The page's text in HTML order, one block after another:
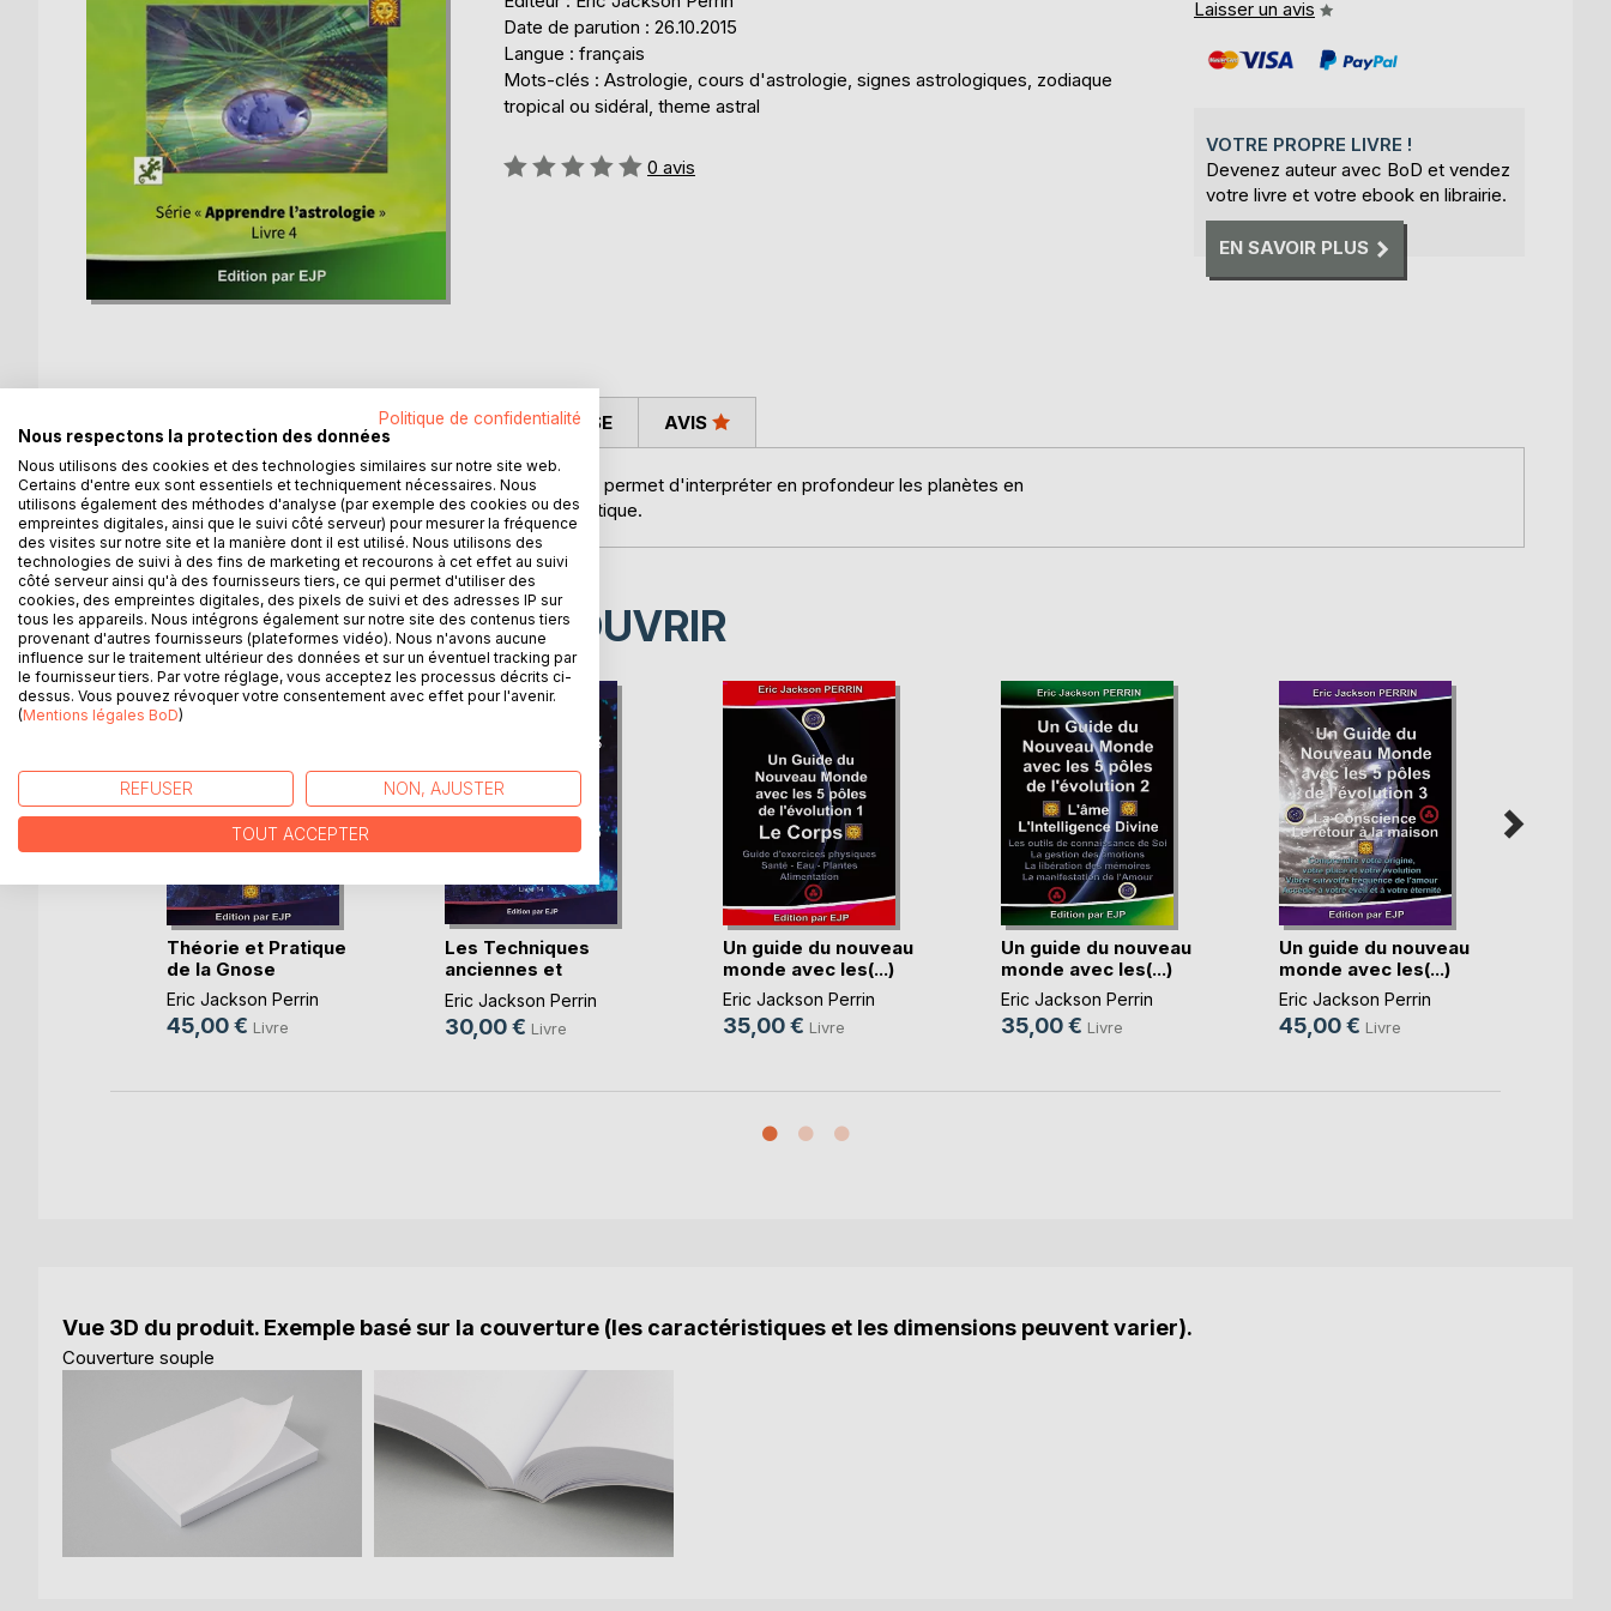
Date de parution : 26.10.2015
Langue : français
Mots-clés : Astrologie, cours d'astrologie, signes astrologiques, zodiaque
tropical ou sidéral, theme astral
Évaluation:
0 avis
Laisser un avis
VOTRE PROPRE LIVRE !
Devenez auteur avec BoD et vendez
votre livre et votre ebook en librairie.
EN SAVOIR PLUS
Ce livre d'astrologie, quatrième d'une série de onze, vous permet d'interpréter en profondeur les planètes en
signes. Il s'appuie sur 30 années de recherches et de pratique.
AUTEUR(S) CRITIQUES PRESSE AVIS
D’AUTRES TITRES À DÉCOUVRIR
Théorie et Pratique
de la Gnose
Eric Jackson Perrin
45,00 € Livre
Les Techniques
anciennes et
modern(...)
Eric Jackson Perrin
30,00 € Livre
Un guide du nouveau
monde avec les(...)
Eric Jackson Perrin
35,00 € Livre
Un guide du nouveau
monde avec les(...)
Eric Jackson Perrin
35,00 € Livre
Un guide du nouveau
monde avec les(...)
Eric Jackson Perrin
45,00 € Livre
Vue 3D du produit. Exemple basé sur la couverture (les caractéristiques et les dimensions peuvent varier).
Couverture souple
Politique de confidentialité
Nous respectons la protection des données
Nous utilisons des cookies et des technologies similaires sur notre site web.
Certains d'entre eux sont essentiels et techniquement nécessaires. Nous
utilisons également des méthodes d'analyse (par exemple des cookies ou des
empreintes digitales, ainsi que le suivi côté serveur) pour mesurer la fréquence
des visites sur notre site et la manière dont il est utilisé. Nous utilisons des
technologies de suivi à des fins de marketing et recourons à cet effet au suivi
côté serveur ainsi qu'à des fournisseurs tiers, ce qui permet d'utiliser des
cookies, des empreintes digitales, des pixels de suivi et des adresses IP sur
tous les appareils. Nous intégrons également sur notre site des contenus tiers
provenant d'autres fournisseurs (plateformes vidéo). Nous n'avons aucune
influence sur le traitement ultérieur des données et sur un éventuel tracking par
le fournisseur tiers. Par votre réglage, vous acceptez les processus décrits ci-
dessus. Vous pouvez révoquer votre consentement avec effet pour l'avenir.
(Mentions légales BoD)
REFUSER NON, AJUSTER
TOUT ACCEPTER